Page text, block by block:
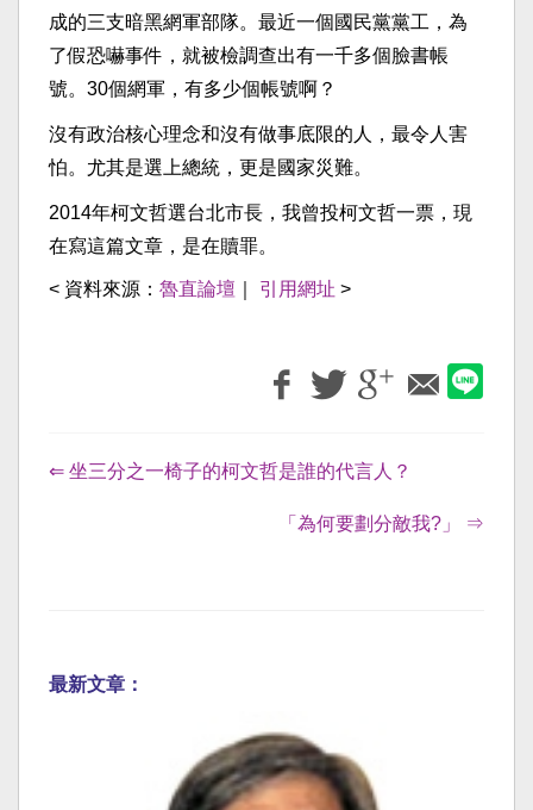
成的三支暗黑網軍部隊。最近一個國民黨黨工，為
了假恐嚇事件，就被檢調查出有一千多個臉書帳
號。30個網軍，有多少個帳號啊？
沒有政治核心理念和沒有做事底限的人，最令人害
怕。尤其是選上總統，更是國家災難。
2014年柯文哲選台北市長，我曾投柯文哲一票，現
在寫這篇文章，是在贖罪。
< 資料來源： 魯直論壇 引用網址 >
⇐ 坐三分之一椅子的柯文哲是誰的代言人？
「為何要劃分敵我?」 ⇒
最新文章：